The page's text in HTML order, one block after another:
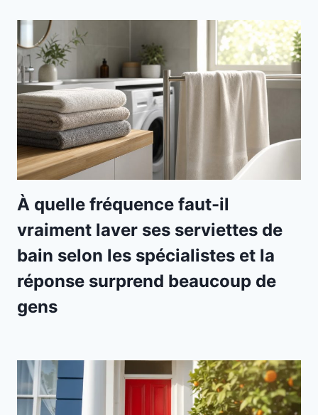
À quelle fréquence faut-il
vraiment laver ses serviettes de
bain selon les spécialistes et la
réponse surprend beaucoup de
gens